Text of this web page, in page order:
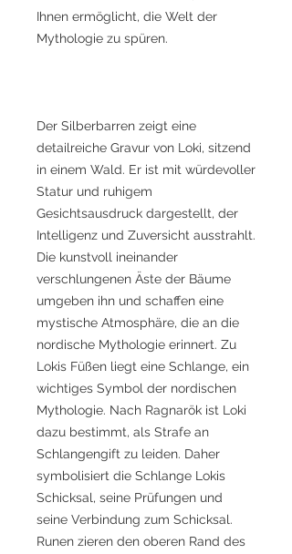
Ihnen ermöglicht, die Welt der
Mythologie zu spüren.
Der Silberbarren zeigt eine
detailreiche Gravur von Loki, sitzend
in einem Wald. Er ist mit würdevoller
Statur und ruhigem
Gesichtsausdruck dargestellt, der
Intelligenz und Zuversicht ausstrahlt.
Die kunstvoll ineinander
verschlungenen Äste der Bäume
umgeben ihn und schaffen eine
mystische Atmosphäre, die an die
nordische Mythologie erinnert. Zu
Lokis Füßen liegt eine Schlange, ein
wichtiges Symbol der nordischen
Mythologie. Nach Ragnarök ist Loki
dazu bestimmt, als Strafe an
Schlangengift zu leiden. Daher
symbolisiert die Schlange Lokis
Schicksal, seine Prüfungen und
seine Verbindung zum Schicksal.
Runen zieren den oberen Rand des